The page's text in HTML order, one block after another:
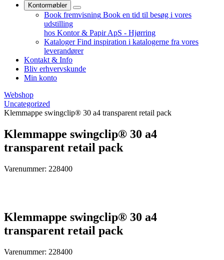
Kontormøbler
Book fremvisning Book en tid til besøg i vores
udstilling
hos Kontor & Papir ApS - Hjørring
Kataloger Find inspiration i katalogerne fra vores
leverandører
Kontakt & Info
Bliv erhvervskunde
Min konto
Webshop
Uncategorized
Klemmappe swingclip® 30 a4 transparent retail pack
Klemmappe swingclip® 30 a4
transparent retail pack
Varenummer: 228400
Klemmappe swingclip® 30 a4
transparent retail pack
Varenummer: 228400